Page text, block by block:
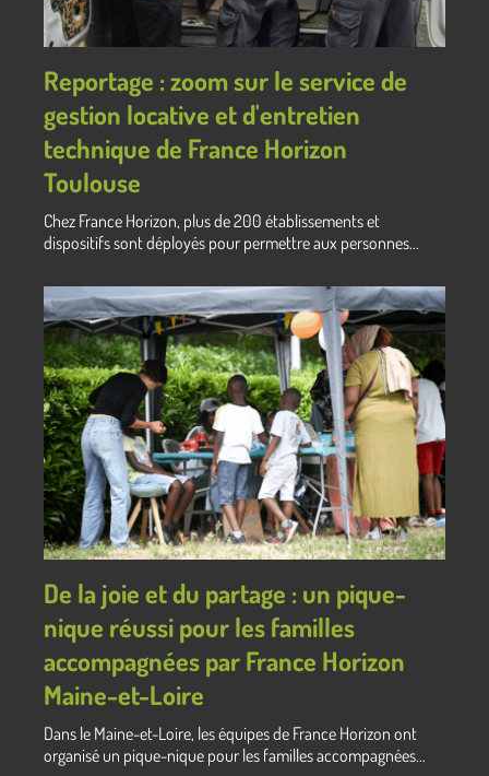
Reportage : zoom sur le service de
gestion locative et d'entretien
technique de France Horizon
Toulouse
Chez France Horizon, plus de 200 établissements et
dispositifs sont déployés pour permettre aux personnes...
De la joie et du partage : un pique-
nique réussi pour les familles
accompagnées par France Horizon
Maine-et-Loire
Dans le Maine-et-Loire, les équipes de France Horizon ont
organisé un pique-nique pour les familles accompagnées...